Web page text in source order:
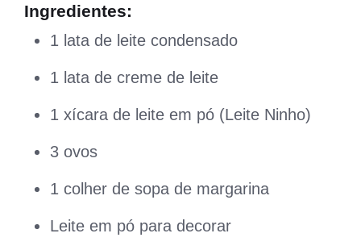
Ingredientes:
1 lata de leite condensado
1 lata de creme de leite
1 xícara de leite em pó (Leite Ninho)
3 ovos
1 colher de sopa de margarina
Leite em pó para decorar